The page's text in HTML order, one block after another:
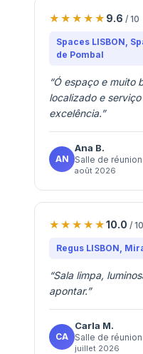
9.6 / 10
Spaces LISBON,
de Pombal
“Ó espaço e muito
localizado e
excelência.”
AN
Ana B.
Salle de réunion
août 2026
10.0 / 10
Regus LISBON,
“Sala limpa,
apontar.”
CA
Carla M.
Salle de réunion
juillet 2026